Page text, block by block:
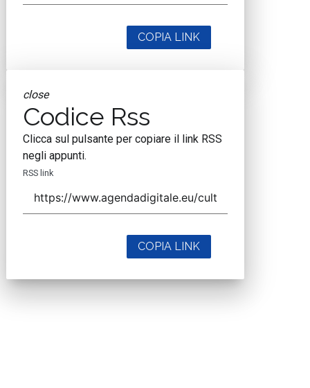
COPIA LINK
close
Codice Rss
Clicca sul pulsante per copiare il link RSS
negli appunti.
RSS link
COPIA LINK